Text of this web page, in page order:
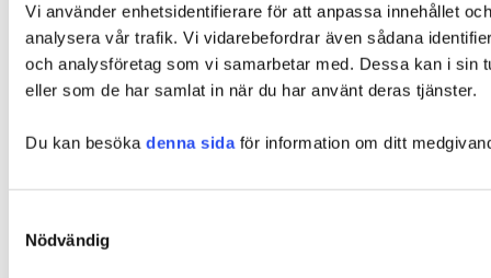
Vi använder enhetsidentifierare för att anpassa innehållet
analysera vår trafik. Vi vidarebefordrar även sådana
och analysföretag som vi samarbetar med. Dessa kan i sin
eller som de har samlat in när du har använt deras tjänster.
Du kan besöka denna sida för information om ditt
Nödvändig